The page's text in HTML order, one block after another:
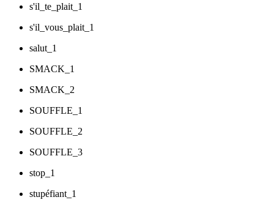
s'il_te_plait_1
s'il_vous_plait_1
salut_1
SMACK_1
SMACK_2
SOUFFLE_1
SOUFFLE_2
SOUFFLE_3
stop_1
stupéfiant_1